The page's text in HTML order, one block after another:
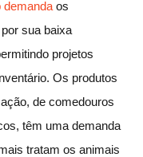
demanda os
sua baixa
projetos
Os produtos
de comedouros
têm uma demanda
tratam os animais